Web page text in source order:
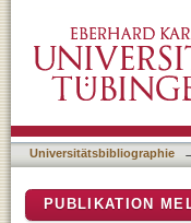
einiger
Universitätsbibliographie
PUBLIKATION